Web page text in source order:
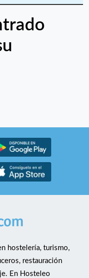
hostelería, turismo,
restauración
En Hosteleo